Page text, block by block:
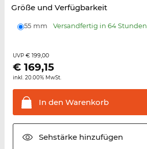
Größe und Verfügbarkeit
55 mm Versandfertig in 64 Stunden
UVP € 199,00
€ 169,15
inkl. 20.00% MwSt.
In den Warenkorb
Sehstärkehinzufügen